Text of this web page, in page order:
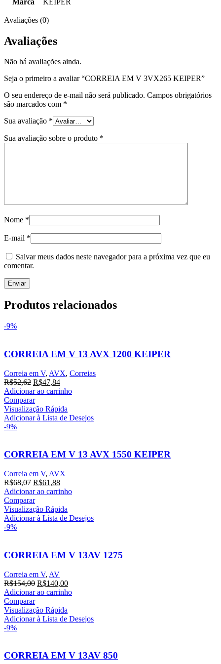
Avaliações (0)
Avaliações
Não há avaliações ainda.
Seja o primeiro a avaliar “CORREIA EM V 3VX265 KEIPER”
O seu endereço de e-mail não será publicado. Campos obrigatórios
são marcados com *
Sua avaliação *
Sua avaliação sobre o produto *
Nome *
E-mail *
Salvar meus dados neste navegador para a próxima vez que eu
comentar.
Produtos relacionados
-9%
CORREIA EM V 13 AVX 1200 KEIPER
Correia em V, AVX, Correias
R$52,62 O
preço
original
era:
R$52,62.
R$47,84O
preço
é:
R$47,84.
Adicionar ao carrinho
Comparar
Visualização Rápida
Adicionar à Lista de Desejos
-9%
CORREIA EM V 13 AVX 1550 KEIPER
Correia em V, AVX
R$68,07 O
preço
original
era:
R$68,07.
R$61,88O
preço
é:
R$61,88.
Adicionar ao carrinho
Comparar
Visualização Rápida
Adicionar à Lista de Desejos
-9%
CORREIA EM V 13AV 1275
Correia em V, AV
R$154,00 O
preço
era:
R$154,00.
R$140,00O
preço
R$140,00.
Adicionar ao carrinho
Comparar
Visualização Rápida
Adicionar à Lista de Desejos
-9%
CORREIA EM V 13AV 850